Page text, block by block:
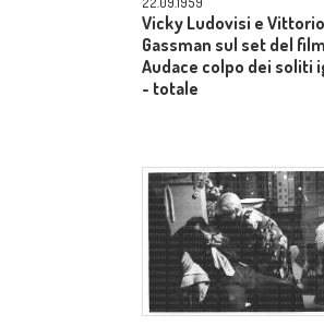
Vicky Ludovisi e Vittorio
Gassman sul set del film
Audace colpo dei soliti
- totale